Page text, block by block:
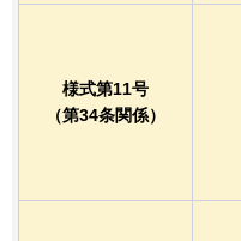
様式第11号
（第34条関係）